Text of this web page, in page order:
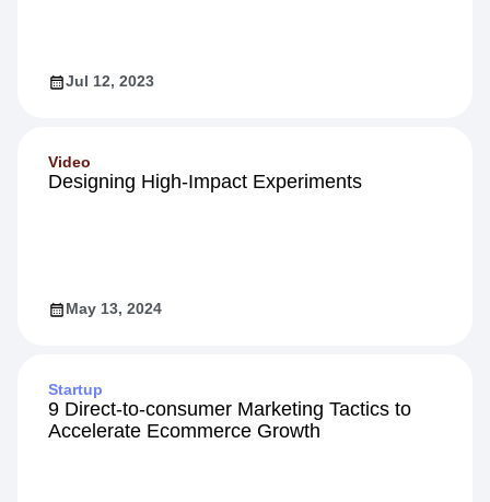
Jul 12, 2023
Video
Designing High-Impact Experiments
May 13, 2024
Startup
9 Direct-to-consumer Marketing Tactics to
Accelerate Ecommerce Growth